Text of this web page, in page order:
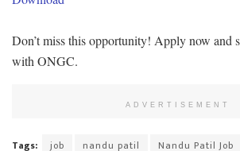
Don’t miss this opportunity! Apply now and
with ONGC.
ADVERTISEMENT
Tags: job nandu patil Nandu Patil Job